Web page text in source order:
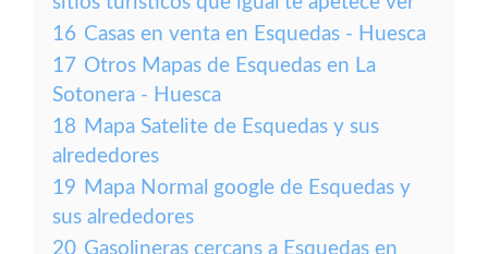
16 Casas en venta en Esquedas - Huesca
17 Otros Mapas de Esquedas en La
Sotonera - Huesca
18 Mapa Satelite de Esquedas y sus
alrededores
19 Mapa Normal google de Esquedas y
sus alrededores
20 Gasolineras cercans a Esquedas en